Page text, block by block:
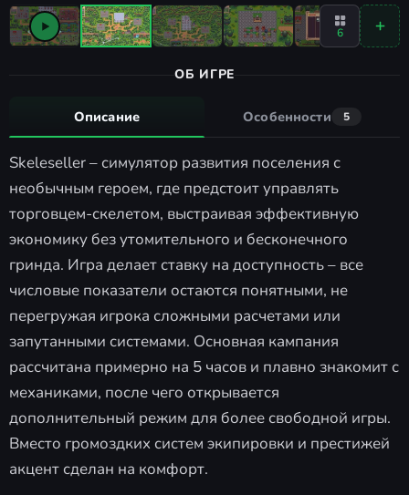
6
ОБ ИГРЕ
Описание Особенности 5
Skeleseller – симулятор развития поселения с
необычным героем, где предстоит управлять
торговцем-скелетом, выстраивая эффективную
экономику без утомительного и бесконечного
гринда. Игра делает ставку на доступность – все
числовые показатели остаются понятными, не
перегружая игрока сложными расчетами или
запутанными системами. Основная кампания
рассчитана примерно на 5 часов и плавно знакомит с
механиками, после чего открывается
дополнительный режим для более свободной игры.
Вместо громоздких систем экипировки и престижей
акцент сделан на комфорт.